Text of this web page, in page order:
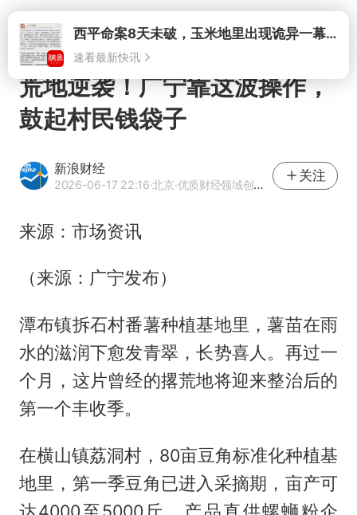
打开
荒地逆袭！广宁靠这波操作，
鼓起村民钱袋子
新浪财经
2026-06-17 22:16·北京·优质财经领域创作者
关注
来源：市场资讯
（来源：广宁发布）
潭布镇拆石村番薯种植基地里，薯苗在雨
水的滋润下愈发青翠，长势喜人。再过一
个月，这片曾经的撂荒地将迎来整治后的
第一个丰收季。
在横山镇荔洞村，80亩豆角标准化种植基
地里，第一季豆角已进入采摘期，亩产可